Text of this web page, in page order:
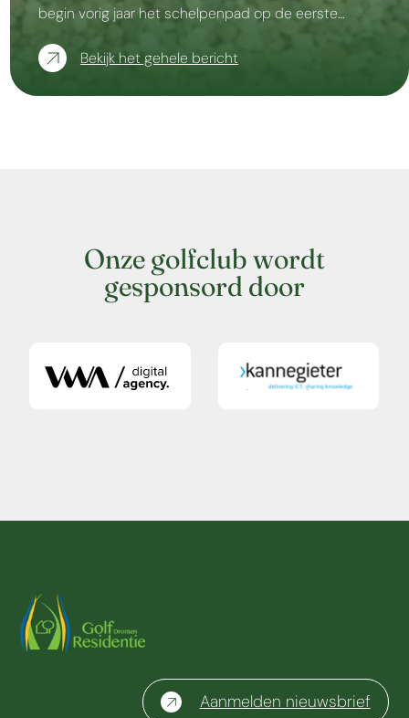
begin vorig jaar het schelpenpad op de eerste…
Bekijk het gehele bericht
Onze golfclub wordt
gesponsord door
Aanmelden nieuwsbrief